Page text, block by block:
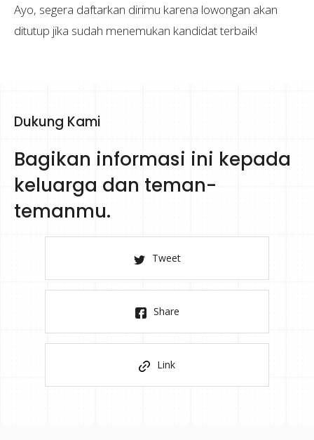
Ayo, segera daftarkan dirimu karena lowongan akan
ditutup jika sudah menemukan kandidat terbaik!
Dukung Kami
Bagikan informasi ini kepada
keluarga dan teman-
temanmu.
Tweet
Share
Link